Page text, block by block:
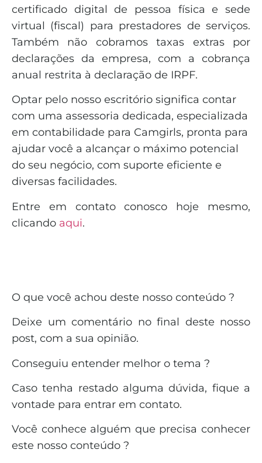
certificado digital de pessoa física e sede
virtual (fiscal) para prestadores de serviços.
Também não cobramos taxas extras por
declarações da empresa, com a cobrança
anual restrita à declaração de IRPF.
Optar pelo nosso escritório significa contar
com uma assessoria dedicada, especializada
em contabilidade para Camgirls, pronta para
ajudar você a alcançar o máximo potencial
do seu negócio, com suporte eficiente e
diversas facilidades.
Entre em contato conosco hoje mesmo,
clicando aqui.
O que você achou deste nosso conteúdo ?
Deixe um comentário no final deste nosso
post, com a sua opinião.
Conseguiu entender melhor o tema ?
Caso tenha restado alguma dúvida, fique a
vontade para entrar em contato.
Você conhece alguém que precisa conhecer
este nosso conteúdo ?